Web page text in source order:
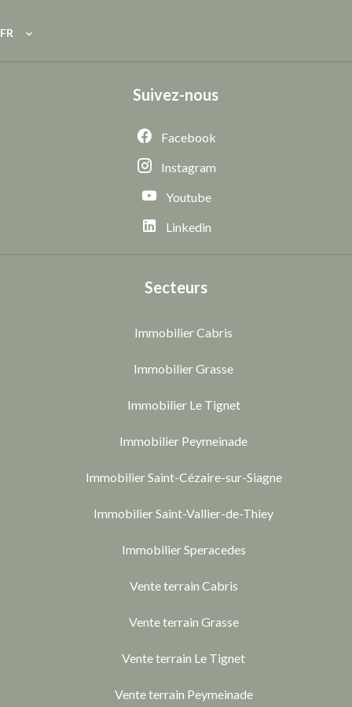
FR
Suivez-nous
Facebook
Instagram
Youtube
Linkedin
Secteurs
Immobilier Cabris
Immobilier Grasse
Immobilier Le Tignet
Immobilier Peymeinade
Immobilier Saint-Cézaire-sur-Siagne
Immobilier Saint-Vallier-de-Thiey
Immobilier Speracedes
Vente terrain Cabris
Vente terrain Grasse
Vente terrain Le Tignet
Vente terrain Peymeinade